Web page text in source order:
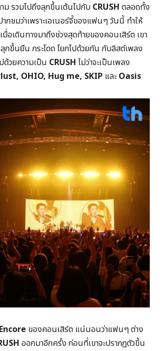
ม รวมไปถึงลุกขึ้นเต้นไปกับ CRUSH ตลอดทั้ง
กชมว่าเพราะเอเนอร์จี้ของแฟนๆ วันนี้ ทำให้
มื่อเดินทางมาถึงช่วงสุดท้ายของคอนเสิร์ต เขา
ขึ้นยืน กระโดด โยกไปด้วยกัน กับลิสต์เพลง
วยความเป็น CRUSH ไม่ว่าจะเป็นเพลง
OHIO, Hug me, SKIP และOasis
Encore ของคอนเสิร์ต แน่นอนว่าแฟนๆ ต่าง
ออกมาอีกครั้ง ก่อนที่เขาจะปรากฏตัวขึ้น